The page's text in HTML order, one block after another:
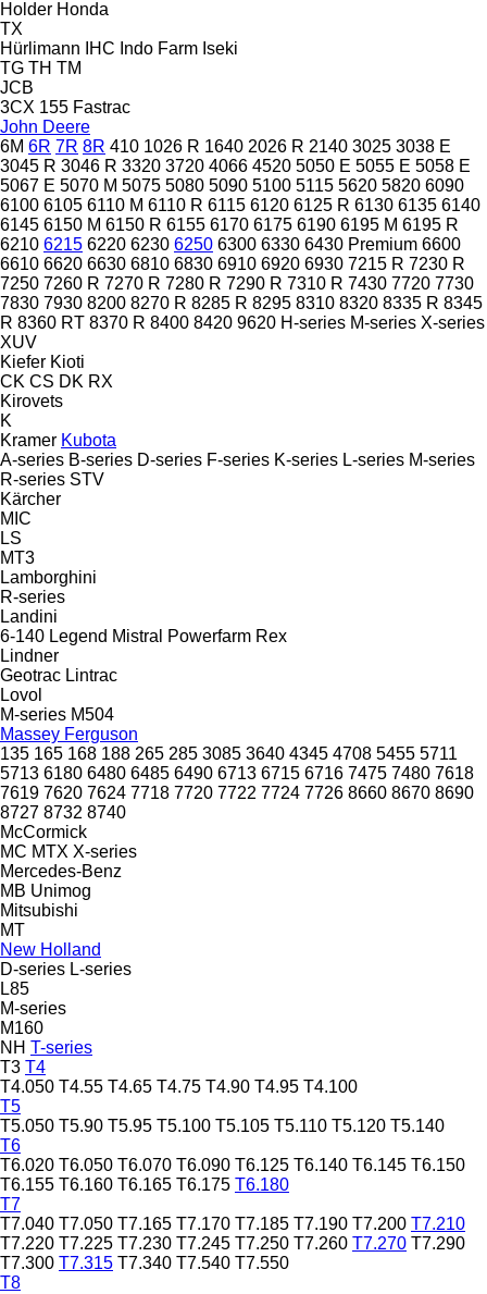
Holder Honda
TX
Hürlimann
IHC Indo Farm Iseki
TG TH TM
JCB
3CX 155 Fastrac
John Deere
6M 6R 7R 8R 410 1026 R 1640 2026 R 2140 3025 3038 E
3045 R 3046 R 3320 3720 4066 4520 5050 E 5055 E 5058 E
5067 E 5070 M 5075 5080 5090 5100 5115 5620 5820 6090
6100 6105 6110 M 6110 R 6115 6120 6125 R 6130 6135 6140
6145 6150 M 6150 R 6155 6170 6175 6190 6195 M 6195 R
6210 6215 6220 6230 6250 6300 6330 6430 Premium 6600
6610 6620 6630 6810 6830 6910 6920 6930 7215 R 7230 R
7250 7260 R 7270 R 7280 R 7290 R 7310 R 7430 7720 7730
7830 7930 8200 8270 R 8285 R 8295 8310 8320 8335 R 8345
R 8360 RT 8370 R 8400 8420 9620 H-series M-series X-series
XUV
Kiefer Kioti
CK CS DK RX
Kirovets
K
Kramer Kubota
A-series B-series D-series F-series K-series L-series M-series
R-series STV
Kärcher
MIC
LS
MT3
Lamborghini
R-series
Landini
6-140 Legend Mistral Powerfarm Rex
Lindner
Geotrac Lintrac
Lovol
M-series M504
Massey Ferguson
135 165 168 188 265 285 3085 3640 4345 4708 5455 5711
5713 6180 6480 6485 6490 6713 6715 6716 7475 7480 7618
7619 7620 7624 7718 7720 7722 7724 7726 8660 8670 8690
8727 8732 8740
McCormick
MC MTX X-series
Mercedes-Benz
MB Unimog
Mitsubishi
MT
New Holland
D-series L-series
L85
M-series
M160
NH T-series
T3 T4
T4.050 T4.55 T4.65 T4.75 T4.90 T4.95 T4.100
T5
T5.050 T5.90 T5.95 T5.100 T5.105 T5.110 T5.120 T5.140
T6
T6.020 T6.050 T6.070 T6.090 T6.125 T6.140 T6.145 T6.150
T6.155 T6.160 T6.165 T6.175 T6.180
T7
T7.040 T7.050 T7.165 T7.170 T7.185 T7.190 T7.200 T7.210
T7.220 T7.225 T7.230 T7.245 T7.250 T7.260 T7.270 T7.290
T7.300 T7.315 T7.340 T7.540 T7.550
T8